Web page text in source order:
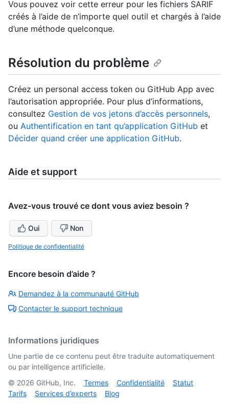
Vous pouvez voir cette erreur pour les fichiers SARIF
créés à l’aide de n’importe quel outil et chargés à l’aide
d’une méthode quelconque.
Résolution du problème
Créez un personal access token ou GitHub App avec
l’autorisation appropriée. Pour plus d’informations,
consultez Gestion de vos jetons d’accès personnels,
ou Authentification en tant qu’application GitHub et
Décider quand créer une application GitHub.
Aide et support
Avez-vous trouvé ce dont vous aviez besoin ?
Oui Non
Politique de confidentialité
Encore besoin d’aide ?
Demandez à la communauté GitHub
Contacter le support technique
Informations juridiques
Une partie de ce contenu peut être traduite automatiquement
ou par intelligence artificielle.
© 2026 GitHub, Inc. Termes Confidentialité
Statut
Tarifs
Services d’experts Blog